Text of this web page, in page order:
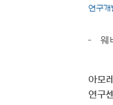
연구개
웨
아모
연구